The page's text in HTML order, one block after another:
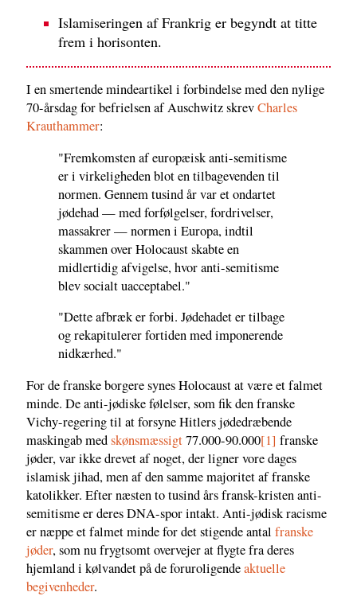
Islamiseringen af Frankrig er begyndt at titte
frem i horisonten.
I en smertende mindeartikel i forbindelse med den nylige
70-årsdag for befrielsen af Auschwitz skrevCharles
Krauthammer:
"Fremkomsten af europæisk anti-semitisme
er i virkeligheden blot en tilbagevenden til
normen. Gennem tusind år var et ondartet
jødehad — med forfølgelser, fordrivelser,
massakrer — normen i Europa, indtil
skammen over Holocaust skabte en
midlertidig afvigelse, hvor anti-semitisme
blev socialt uacceptabel."
"Dette afbræk er forbi. Jødehadet er tilbage
og rekapitulerer fortiden med imponerende
nidkærhed."
For de franske borgere synes Holocaust at være et falmet
minde. De anti-jødiske følelser, som fik den franske
Vichy-regering til at forsyne Hitlers jødedræbende
maskingab medskønsmæssigt77.000-90.000[1] franske
jøder, var ikke drevet af noget, der ligner vore dages
islamisk jihad, men af den samme majoritet af franske
katolikker. Efter næsten to tusind års fransk-kristen anti-
semitisme er deres DNA-spor intakt. Anti-jødisk racisme
er næppe et falmet minde for det stigende antal franske
jøder, som nu frygtsomt overvejer at flygte fra deres
hjemland i kølvandet på de foruroligendeaktuelle
begivenheder.